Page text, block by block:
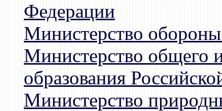
Федерации
Министерство
Министерство общего
образования
Министерство